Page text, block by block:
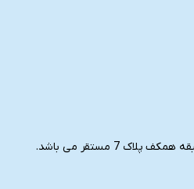
7 مستقر می باشد.